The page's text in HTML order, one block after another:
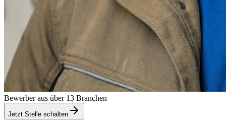
Bewerber aus über 13 Branchen
Jetzt Stelle schalten